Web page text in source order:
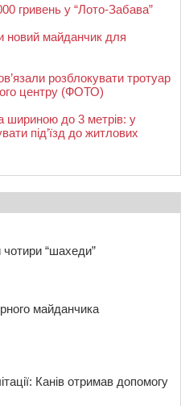
гривень у “Лото-Забава”
новий майданчик для
розблокувати тротуар
центру (ФОТО)
шириною до 3 метрів: у
під’їзд до житлових
“шахеди”
майданчика
Канів отримав допомогу